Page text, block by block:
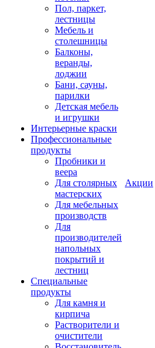
Пол, паркет,
лестницы
Мебель и
столешницы
Балконы,
веранды,
лоджии
Бани, сауны,
парилки
Детская мебель
и игрушки
Интерьерные краски
Профессиональные
продукты
Пробники и
веера
Для столярных
мастерских
Для мебельных
производств
Для
производителей
напольных
покрытий и
лестниц
Специальные
продукты
Для камня и
кирпича
Растворители и
очистители
Акции